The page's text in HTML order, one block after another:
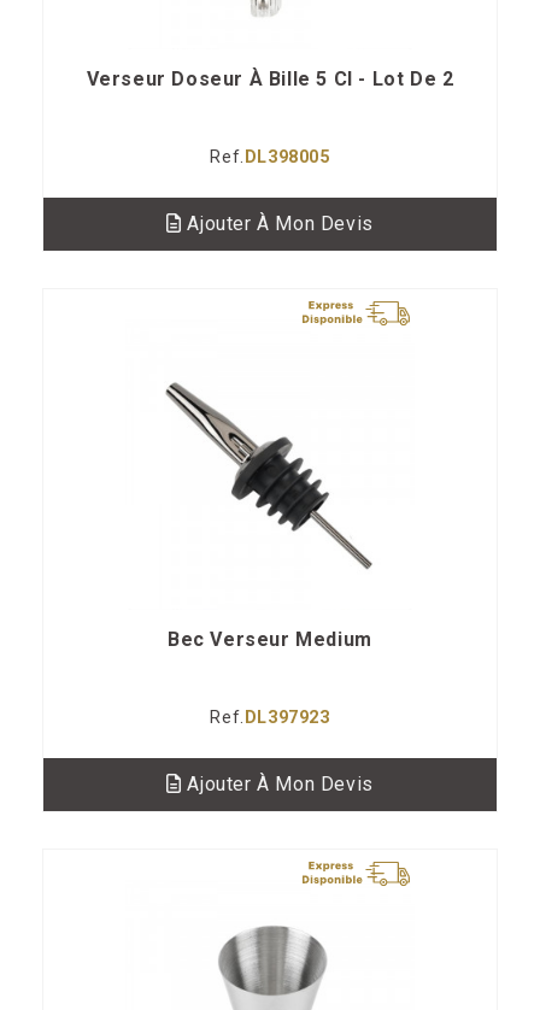
Verseur Doseur À Bille 5 Cl - Lot De 2
Ref. DL398005
Ajouter À Mon Devis
Bec Verseur Medium
Ref. DL397923
Ajouter À Mon Devis